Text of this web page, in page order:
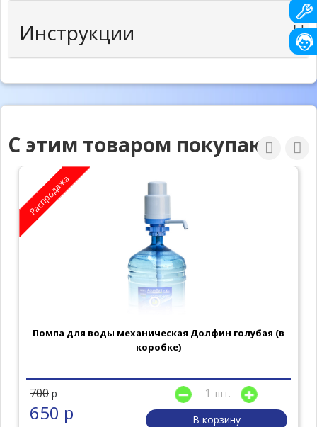
Инструкции
С этим товаром покупают
Распродажа
Помпа для воды механическая Долфин голубая (в
коробке)
700 р
650 р
шт.
В корзину